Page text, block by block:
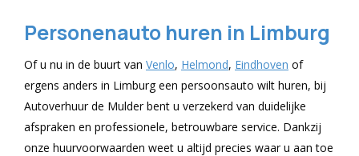
Personenauto huren in Limburg
Of u nu in de buurt van Venlo, Helmond, Eindhoven of
ergens anders in Limburg een persoonsauto wilt huren, bij
Autoverhuur de Mulder bent u verzekerd van duidelijke
afspraken en professionele, betrouwbare service. Dankzij
onze huurvoorwaarden weet u altijd precies waar u aan toe